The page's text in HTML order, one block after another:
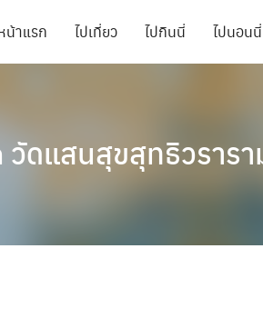
น้าแรก ไปเที่ยว ไปกินนี่ ไปนอนนี่
วัดแสนสุขสุทธิวราร